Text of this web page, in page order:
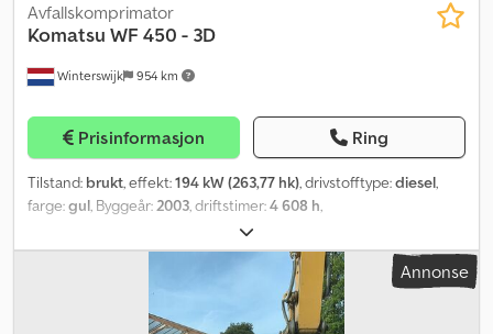
Winterswijk 954 km
Avfallskomprimator
Komatsu WF 450 - 3D
Prisinformasjon Ring
Tilstand: brukt, effekt:194 kW (263,77 hk), drivstofftype:diesel,
farge:gul, Byggeår:2003, driftstimer:4 608 h,
Annonse